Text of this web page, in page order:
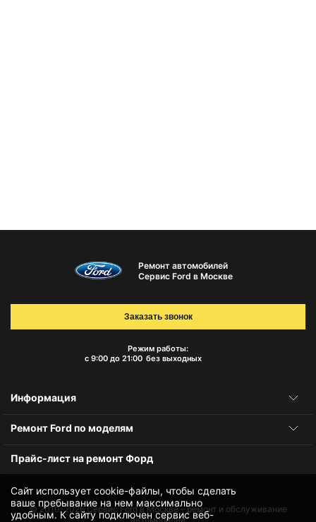
Сайт использует cookie-файлы, чтобы сделать
ваше пребывание на нем максимально
удобным. К cайту подключен сервис веб-
Ремонт автомобилей
Сервис Ford в Москве
Режим работы:
с 9:00 до 21:00 без выходных
Заказать звонок
Информация
Ремонт Ford по моделям
Прайс-лист на ремонт Форд
© 2010-2026Сервис Ford в Москве – ремонт и обслуживание
автомобилей